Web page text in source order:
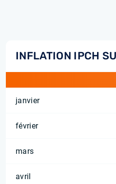
INFLATION IPCH
janvier
février
mars
avril